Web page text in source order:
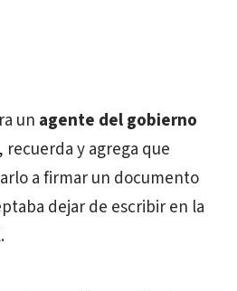
un agente del gobierno
recuerda y agrega que
a firmar un documento
dejar de escribir en la